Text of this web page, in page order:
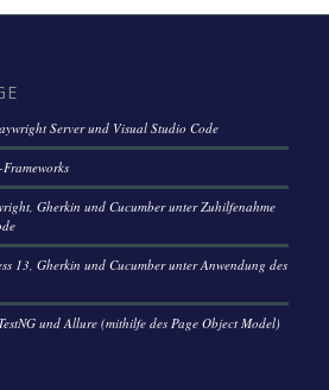
Server und Visual Studio Code
Gherkin und Cucumber unter Zuhilfenahme
13, Gherkin und Cucumber unter Anwendung des
und Allure (mithilfe des Page Object Model)